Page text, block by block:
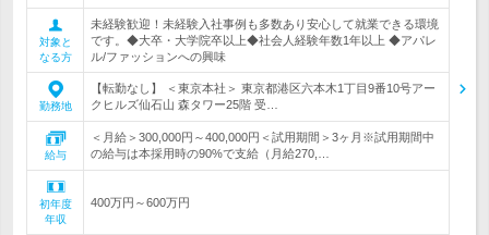
対象と
なる方
未経験歓迎！未経験入社事例も多数あり安心して就業できる環境
です。◆大卒・大学院卒以上◆社会人経験年数1年以上 ◆アパレ
ル/ファッションへの興味
勤務地
【転勤なし】 ＜東京本社＞ 東京都港区六本木1丁目9番10号アー
クヒルズ仙石山 森タワー25階 受…
給与
＜月給＞300,000円～400,000円＜試用期間＞3ヶ月※試用期間中
の給与は本採用時の90%で支給（月給270,…
初年度
年収
400万円～600万円